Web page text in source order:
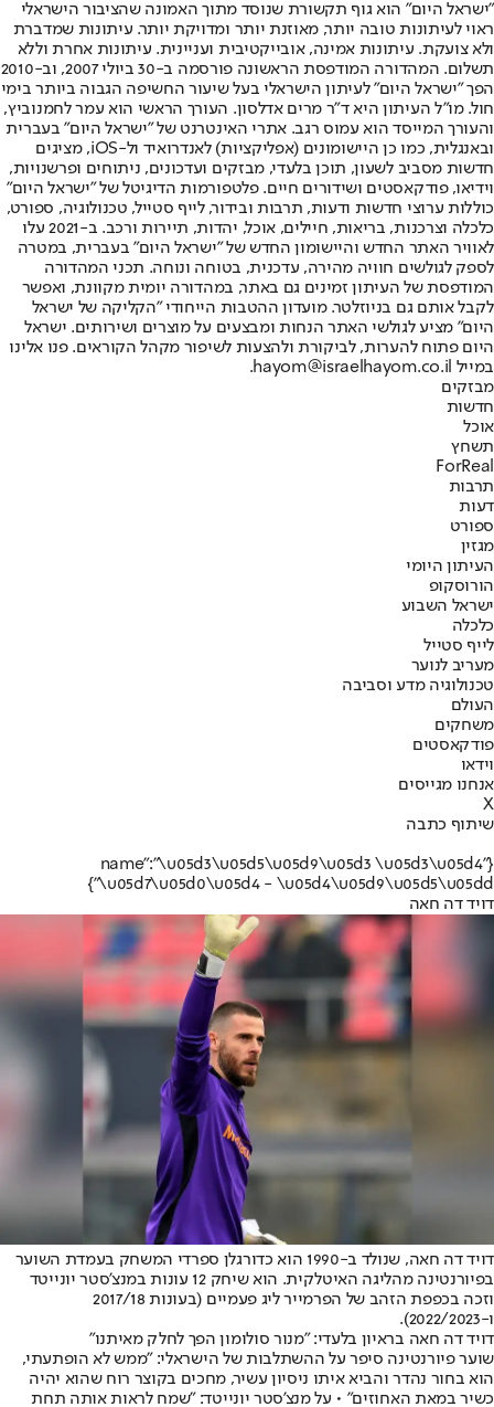
"ישראל היום" הוא גוף תקשורת שנוסד מתוך האמונה שהציבור הישראלי
ראוי לעיתונות טובה יותר, מאוזנת יותר ומדויקת יותר. עיתונות שמדברת
ולא צועקת. עיתונות אמינה, אובייקטיבית ועניינית. עיתונות אחרת וללא
תשלום. המהדורה המודפסת הראשונה פורסמה ב-30 ביולי 2007, וב-2010
הפך "ישראל היום" לעיתון הישראלי בעל שיעור החשיפה הגבוה ביותר בימי
חול. מו"ל העיתון היא ד"ר מרים אדלסון. העורך הראשי הוא עמר לחמנוביץ,
והעורך המייסד הוא עמוס רגב. אתרי האינטרנט של "ישראל היום" בעברית
ובאנגלית, כמו כן היישומונים (אפליקציות) לאנדרואיד ול-iOS, מציגים
חדשות מסביב לשעון, תוכן בלעדי, מבזקים ועדכונים, ניתוחים ופרשנויות,
וידיאו, פודקאסטים ושידורים חיים. פלטפורמות הדיגיטל של "ישראל היום"
כוללות ערוצי חדשות ודעות, תרבות ובידור, לייף סטייל, טכנולוגיה, ספורט,
כלכלה וצרכנות, בריאות, חיילים, אוכל, יהדות, תיירות ורכב. ב-2021 עלו
לאוויר האתר החדש והיישומון החדש של "ישראל היום" בעברית, במטרה
לספק לגולשים חוויה מהירה, עדכנית, בטוחה ונוחה. תכני המהדורה
המודפסת של העיתון זמינים גם באתר, במהדורה יומית מקוונת, ואפשר
לקבל אותם גם בניוזלטר. מועדון ההטבות הייחודי "הקליקה של ישראל
היום" מציע לגולשי האתר הנחות ומבצעים על מוצרים ושירותים. ישראל
היום פתוח להערות, לביקורת ולהצעות לשיפור מקהל הקוראים. פנו אלינו
במייל hayom@israelhayom.co.il.
מבזקים
חדשות
אוכל
תשחץ
ForReal
תרבות
דעות
ספורט
מגזין
העיתון היומי
הורוסקופ
ישראל השבוע
כלכלה
לייף סטייל
מעריב לנוער
טכנולוגיה מדע וסביבה
העולם
משחקים
פודקאסטים
וידאו
אנחנו מגייסים
X
שיתוף כתבה
{"name":"\u05d3\u05d5\u05d9\u05d3 \u05d3\u05d4
\u05d7\u05d0\u05d4 - \u05d4\u05d9\u05d5\u05dd"}
דויד דה חאה
דויד דה חאה, שנולד ב-1990 הוא כדורגלן ספרדי המשחק בעמדת השוער
בפיורנטינה מהליגה האיטלקית. הוא שיחק 12 עונות במנצ'סטר יונייטד
וזכה בכפפת הזהב של הפרמייר ליג פעמיים (בעונות 2017/18
ו-2022/2023).
דויד דה חאה בראיון בלעדי: "מנור סולומון הפך לחלק מאיתנו"
שוער פיורנטינה סיפר על ההשתלבות של הישראלי: "ממש לא הופתעתי,
הוא בחור נהדר והביא איתו ניסיון עשיר, מחכים בקוצר רוח שהוא יהיה
כשיר במאת האחוזים" • על מנצ'סטר יונייטד: "שמח לראות אותה תחת